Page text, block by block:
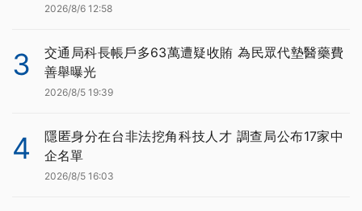
2026/8/6 12:58
3
交通局科長帳戶多63萬遭疑收賄 為民眾代墊醫藥費
善舉曝光
2026/8/5 19:39
4
隱匿身分在台非法挖角科技人才 調查局公布17家中
企名單
2026/8/5 16:03